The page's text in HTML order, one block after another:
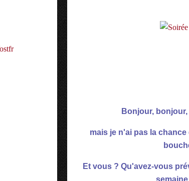
Bonjour,
mais je n'ai pas la
Et vous ? Qu'avez-vous